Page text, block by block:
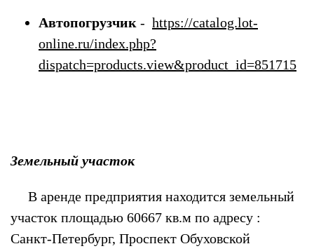
Автопогрузчик - https://catalog.lot-
online.ru/index.php?
dispatch=products.view&product_id=851715
Земельный участок
В аренде предприятия находится земельный
участок площадью 60667 кв.м по адресу :
Санкт-Петербург, Проспект Обуховской